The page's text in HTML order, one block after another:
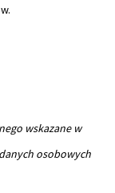
wskazane w
osobowych